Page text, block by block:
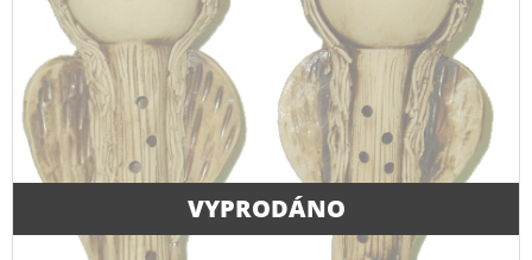
VYPRODÁNO